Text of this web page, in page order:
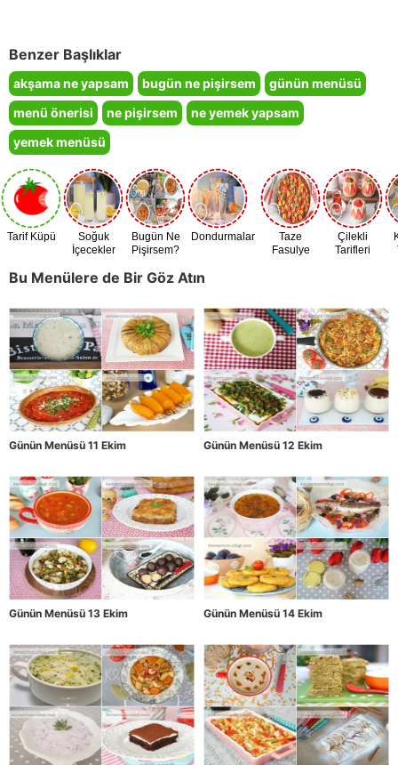
Benzer Başlıklar
akşama ne yapsam bugün ne pişirsem
günün menüsü
menü önerisi
ne pişirsem
ne yemek yapsam
yemek menüsü
Tarif Küpü
Soğuk
İçecekler
Bugün Ne
Pişirsem?
Dondurmalar
Taze
Fasulye
Çilekli
Tarifleri
Bu Menülere de Bir Göz Atın
Günün Menüsü 11 Ekim Günün Menüsü 12 Ekim
Günün Menüsü 13 Ekim Günün Menüsü 14 Ekim